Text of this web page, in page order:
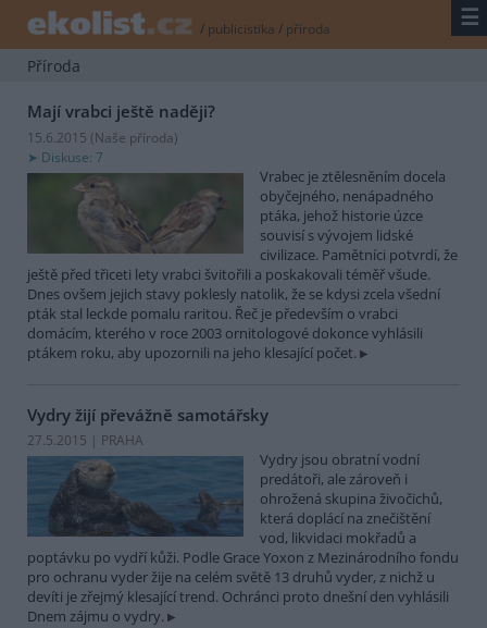
/ publicistika / příroda ☰
Příroda
Mají vrabci ještě naději?
15.6.2015 (Naše příroda)
Diskuse: 7
Vrabec je ztělesněním docela
obyčejného, nenápadného
ptáka, jehož historie úzce
souvisí s vývojem lidské
civilizace. Pamětníci potvrdí, že
ještě před třiceti lety vrabci švitořili a poskakovali téměř všude.
Dnes ovšem jejich stavy poklesly natolik, že se kdysi zcela všední
pták stal leckde pomalu raritou. Řeč je především o vrabci
domácím, kterého v roce 2003 ornitologové dokonce vyhlásili
ptákem roku, aby upozornili na jeho klesající počet.
Vydry žijí převážně samotářsky
27.5.2015 | PRAHA
Vydry jsou obratní vodní
predátoři, ale zároveň i
ohrožená skupina živočichů,
která doplácí na znečištění
vod, likvidaci mokřadů a
poptávku po vydří kůži. Podle Grace Yoxon z Mezinárodního fondu
pro ochranu vyder žije na celém světě 13 druhů vyder, z nichž u
devíti je zřejmý klesající trend. Ochránci proto dnešní den vyhlásili
Dnem zájmu o vydry.